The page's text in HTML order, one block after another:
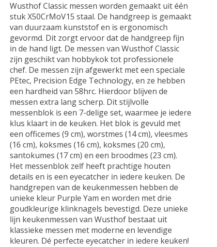
Wusthof Classic messen worden gemaakt uit één
stuk X50CrMoV15 staal. De handgreep is gemaakt
van duurzaam kunststof en is ergonomisch
gevormd. Dit zorgt ervoor dat de handgreep fijn
in de hand ligt. De messen van Wusthof Classic
zijn geschikt van hobbykok tot professionele
chef. De messen zijn afgewerkt met een speciale
PEtec, Precision Edge Technology, en ze hebben
een hardheid van 58hrc. Hierdoor blijven de
messen extra lang scherp. Dit stijlvolle
messenblok is een 7-delige set, waarmee je iedere
klus klaart in de keuken. Het blok is gevuld met
een officemes (9 cm), worstmes (14 cm), vleesmes
(16 cm), koksmes (16 cm), koksmes (20 cm),
santokumes (17 cm) en een broodmes (23 cm).
Het messenblok zelf heeft prachtige houten
details en is een eyecatcher in iedere keuken. De
handgrepen van de keukenmessen hebben de
unieke kleur Purple Yam en worden met drie
goudkleurige klinknagels bevestigd. Deze unieke
lijn keukenmessen van Wusthof bestaat uit
klassieke messen met moderne en levendige
kleuren. Dé perfecte eyecatcher in iedere keuken!